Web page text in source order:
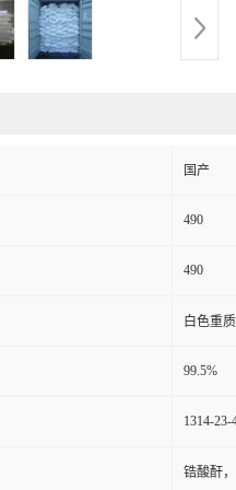
国产
490
490
白色重
99.5%
1314-23-
锆酸酐